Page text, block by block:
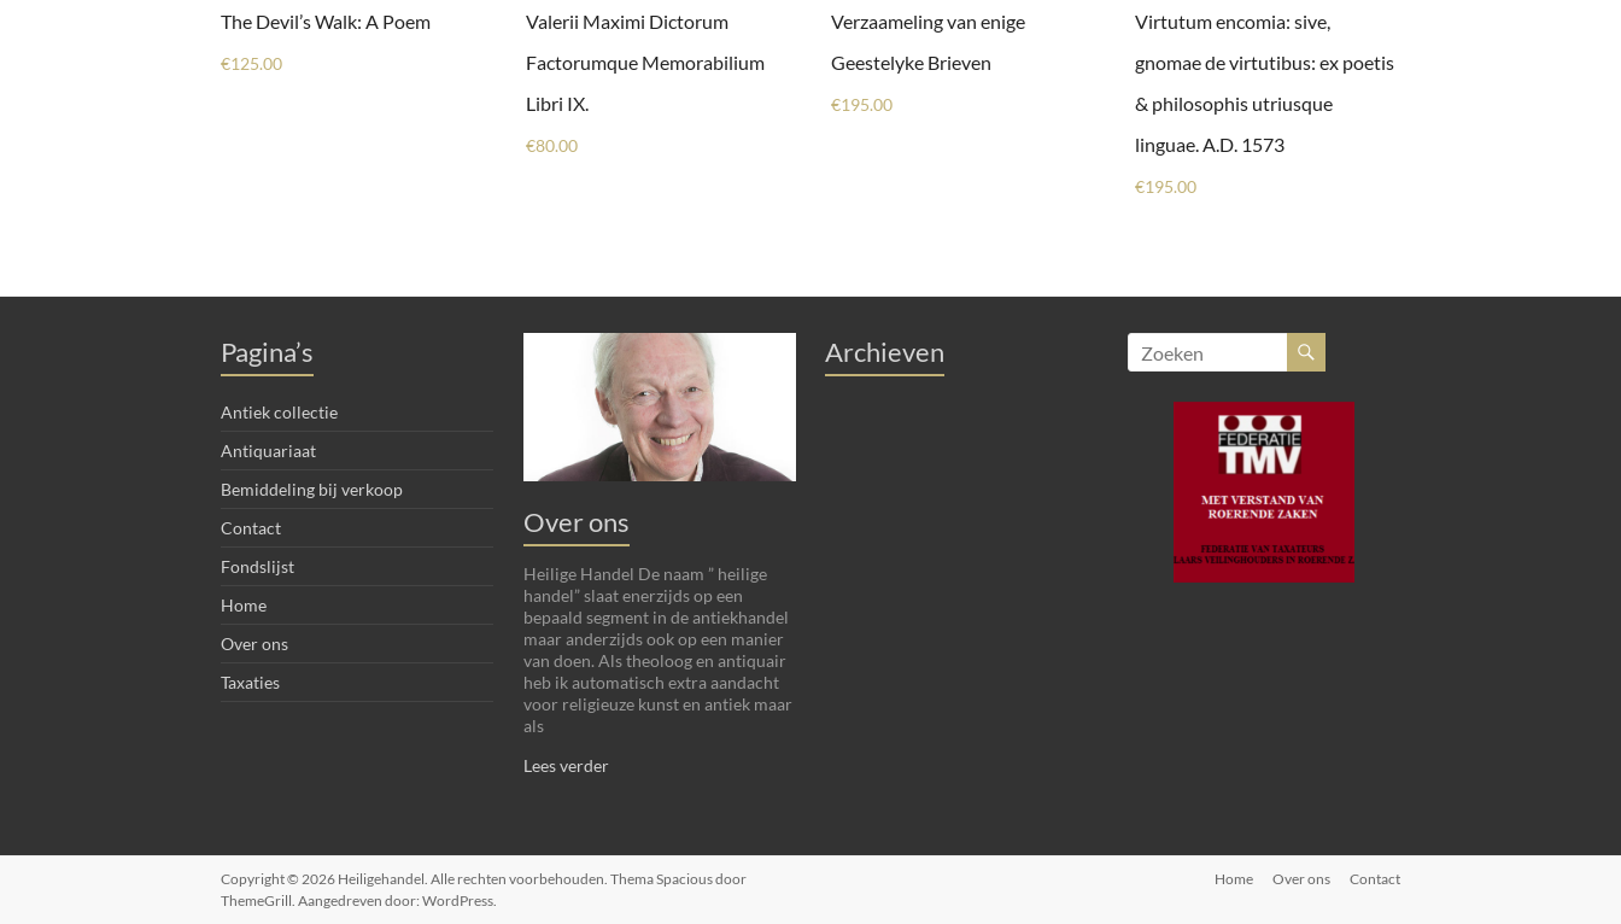
The Devil’s Walk: A Poem
€125.00
Valerii Maximi Dictorum
Factorumque Memorabilium
Libri IX.
€80.00
Verzaameling van enige
Geestelyke Brieven
€195.00
Virtutum encomia: sive,
gnomae de virtutibus: ex poetis
& philosophis utriusque
linguae. A.D. 1573
€195.00
Pagina’s
Antiek collectie
Antiquariaat
Bemiddeling bij verkoop
Contact
Fondslijst
Home
Over ons
Taxaties
Over ons
Heilige Handel De naam ” heilige
handel” slaat enerzijds op een
bepaald segment in de antiekhandel
maar anderzijds ook op een manier
van doen. Als theoloog en antiquair
heb ik automatisch extra aandacht
voor religieuze kunst en antiek maar
als
Lees verder
Archieven
Copyright © 2026 Heiligehandel . Alle rechten voorbehouden. ThemaSpaciousdoor
ThemeGrill. Aangedreven door: WordPress
Home Over ons Contact